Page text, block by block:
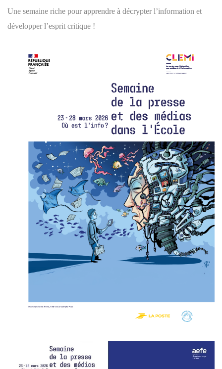
Une semaine riche pour apprendre à décrypter l’information et
développer l’esprit critique !